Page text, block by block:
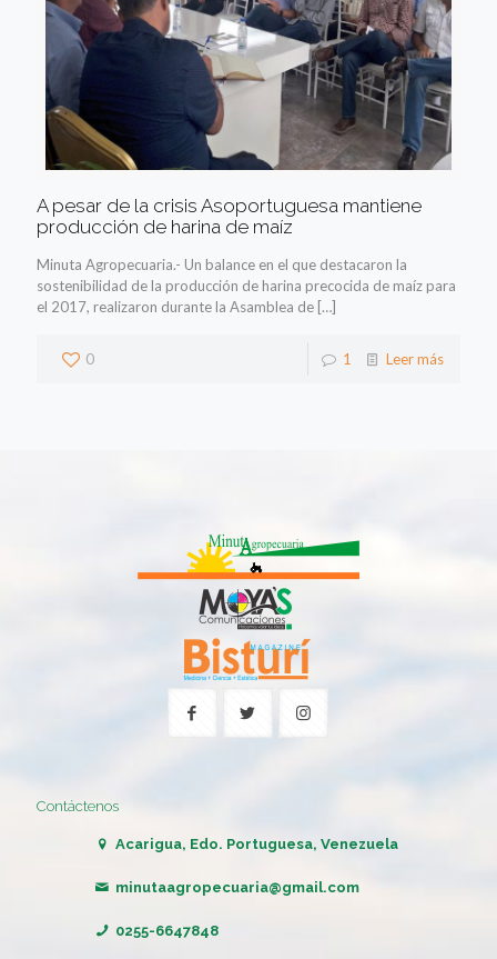
A pesar de la crisis Asoportuguesa mantiene
producción de harina de maíz
Minuta Agropecuaria.- Un balance en el que destacaron la
sostenibilidad de la producción de harina precocida de maíz para
el 2017, realizaron durante la Asamblea de […]
0 1 Leer más
Contáctenos
Acarigua, Edo. Portuguesa, Venezuela
minutaagropecuaria@gmail.com
0255-6647848